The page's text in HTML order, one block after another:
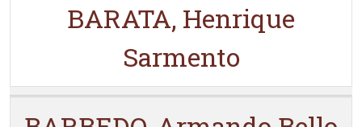
BARATA, Henrique
Sarmento